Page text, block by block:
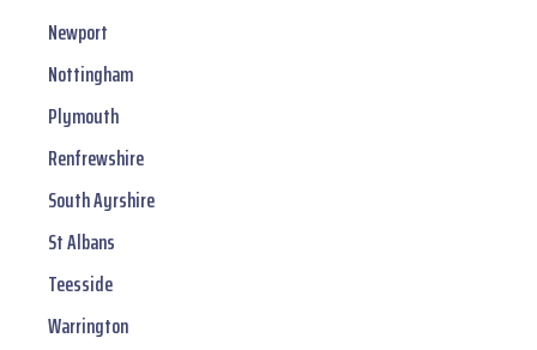
Newport
Nottingham
Plymouth
Renfrewshire
South Ayrshire
St Albans
Teesside
Warrington